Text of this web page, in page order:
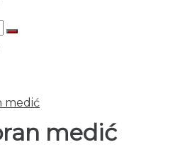
medić
medić